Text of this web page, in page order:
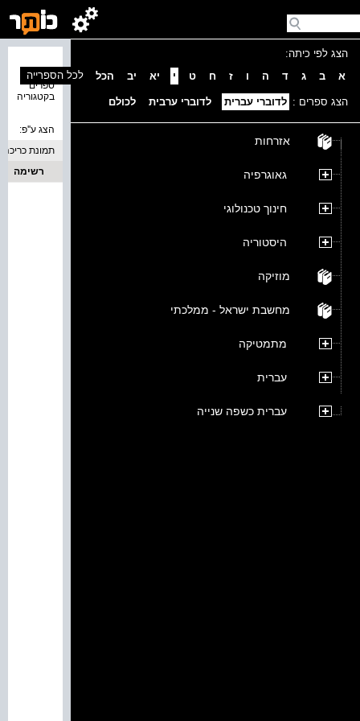
הצג לפי כיתה:
א
ב ג ד ה ו ז ח ט י יא יב הכל
הצג ספרים : לדוברי עברית לדוברי ערבית לכולם
אזרחות
גאוגרפיה
חינוך טכנולוגי
היסטוריה
מוזיקה
מחשבת ישראל - ממלכתי
מתמטיקה
עברית
עברית כשפה שנייה
ספרים
בקטגוריה
לכל הספרייה
הצג ע''פ:
תמונת כריכה
רשימה